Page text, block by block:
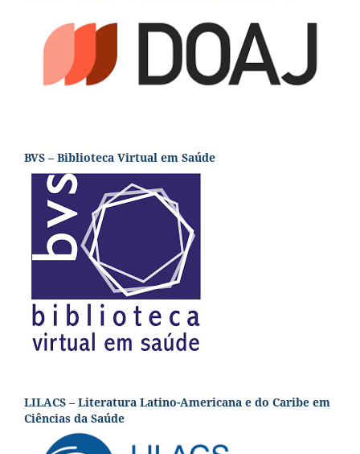
BVS – Biblioteca Virtual em Saúde
LILACS – Literatura Latino-Americana e do Caribe em
Ciências da Saúde